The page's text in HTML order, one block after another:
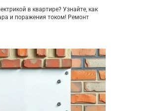
в квартире? Узнайте, как
и поражения током! Ремонт